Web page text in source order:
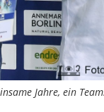
Jahre, ein